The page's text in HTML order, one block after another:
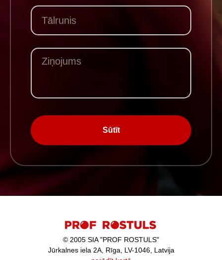
Sūtīt
© 2005 SIA "PROF ROSTULS"
Jūrkalnes iela 2A, Rīga, LV-1046, Latvija